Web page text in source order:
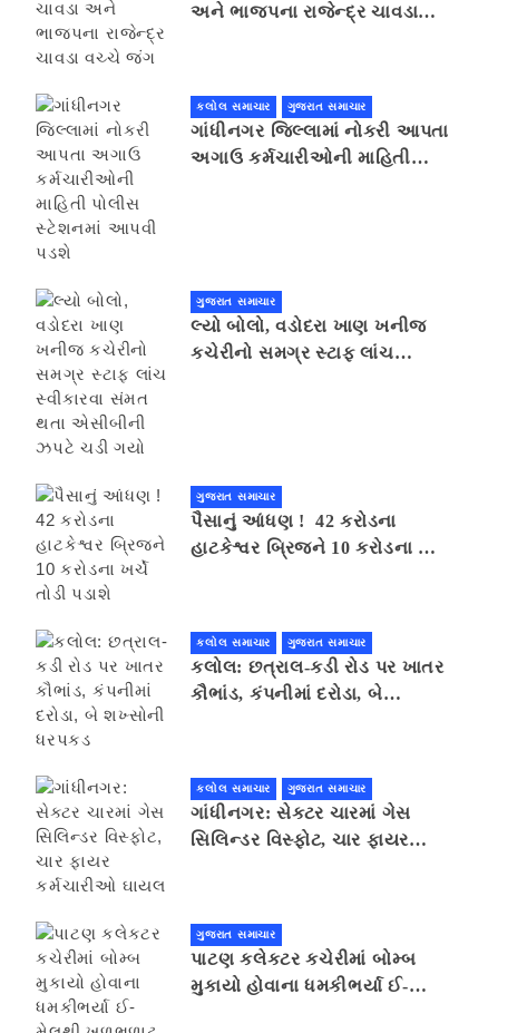
અને ભાજપના રાજેન્દ્ર ચાવડા
કલોલ સમાચાર ગુજરાત સમાચાર
ગાંધીનગર જિલ્લામાં નોકરી આપતા
અગાઉ કર્મચારીઓની માહિતી
ગુજરાત સમાચાર
લ્યો બોલો, વડોદરા ખાણ ખનીજ
કચેરીનો સમગ્ર સ્ટાફ લાંચ
ગુજરાત સમાચાર
પૈસાનું આંધણ ! 42 કરોડના
હાટકેશ્વર બ્રિજને 10 કરોડના ખર્ચે
કલોલ સમાચાર ગુજરાત સમાચાર
કલોલ: છત્રાલ-કડી રોડ પર ખાતર
કૌભાંડ, કંપનીમાં દરોડા, બે
કલોલ સમાચાર ગુજરાત સમાચાર
ગાંધીનગર: સેક્ટર ચારમાં ગેસ
સિલિન્ડર વિસ્ફોટ, ચાર ફાયર
ગુજરાત સમાચાર
પાટણ કલેકટર કચેરીમાં બોમ્બ
મુકાયો હોવાના ધમકીભર્યા ઈ-